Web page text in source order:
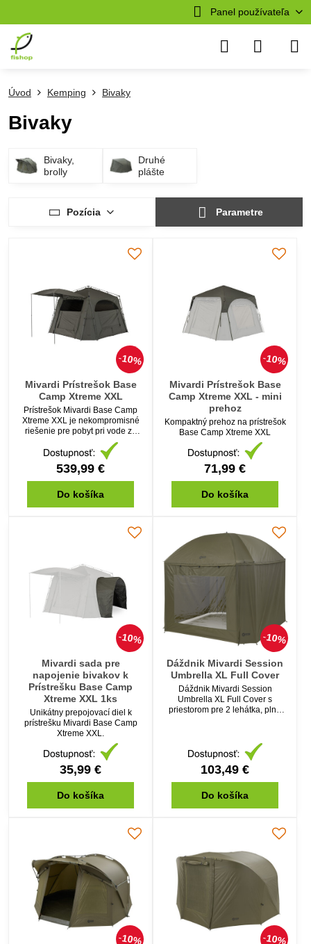
Panel používateľa
Úvod Kemping Bivaky
Bivaky
Bivaky,
brolly
Druhé
plášte
Pozícia Parametre
10%
Mivardi Prístrešok Base
Camp Xtreme XXL
Prístrešok Mivardi Base Camp
Xtreme XXL je nekompromisné
riešenie pre pobyt pri vode za
všetkých okolností.
539,99 €
Do košíka
10%
Mivardi Prístrešok Base
Camp Xtreme XXL - mini
prehoz
Kompaktný prehoz na prístrešok
Base Camp Xtreme XXL
71,99 €
Do košíka
10%
Mivardi sada pre
napojenie bivakov k
Prístrešku Base Camp
Xtreme XXL 1ks
Unikátny prepojovací diel k
prístrešku Mivardi Base Camp
Xtreme XXL.
35,99 €
Do košíka
10%
Dáždnik Mivardi Session
Umbrella XL Full Cover
Dáždnik Mivardi Session
Umbrella XL Full Cover s
priestorom pre 2 lehátka, plne
103,49 €
Do košíka
10% 10%